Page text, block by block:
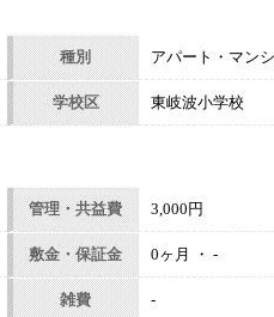
種別 アパート・マン
学校区 東岐波小学校
管理・共益費 3,000円
敷金・保証金 0ヶ月 ・ -
雑費 -